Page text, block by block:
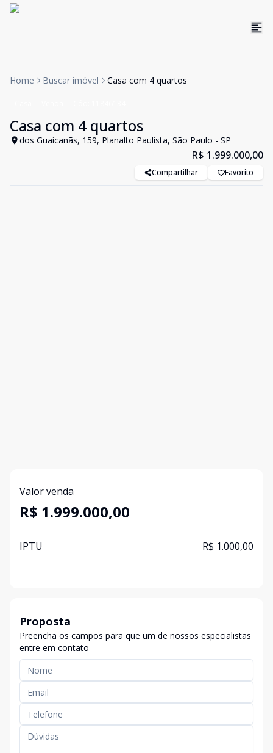
Home Buscar imóvel Casa com 4 quartos
Casa com 4 quartos
dos Guaicanãs, 159, Planalto Paulista, São Paulo - SP
R$ 1.999.000,00
Compartilhar Favorito
Valor venda
R$ 1.999.000,00
IPTU R$ 1.000,00
Proposta
Preencha os campos para que um de nossos especialistas
entre em contato